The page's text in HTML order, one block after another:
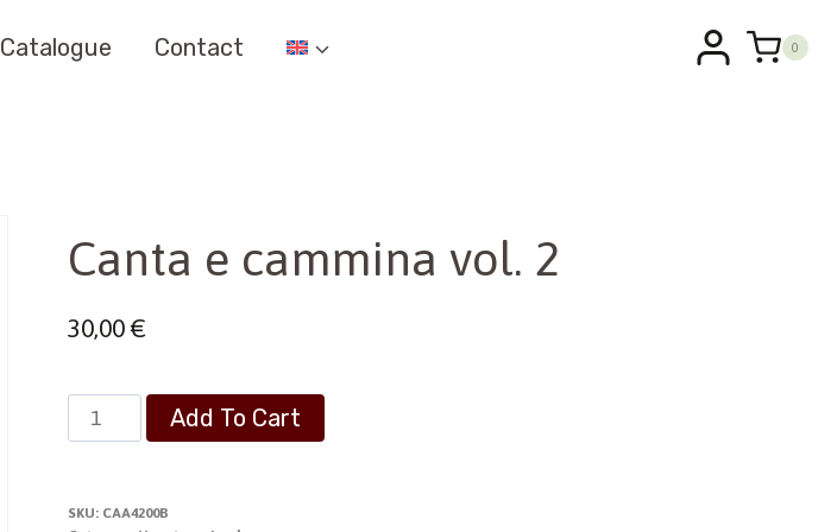
Catalogue Contact 0
Canta e cammina vol. 2
30,00€
Canta
e
vol.
Add To Cart
SKU: CAA4200B